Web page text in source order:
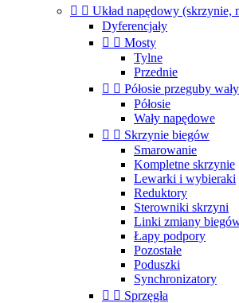
  Układ napędowy (skrzynie,
Dyferencjały
  Mosty
Tylne
Przednie
  Półosie przeguby wały
Półosie
Wały napędowe
  Skrzynie biegów
Smarowanie
Kompletne skrzynie
Lewarki i wybieraki
Reduktory
Sterowniki skrzyni
Linki zmiany
Łapy podpory
Pozostałe
Poduszki
Synchronizatory
  Sprzęgła